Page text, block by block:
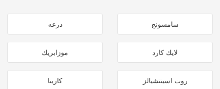
سامسونج درعه
لايك كارد موزابريك
روت اسينتشيالز كارينا